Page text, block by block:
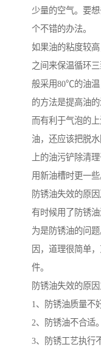
少量的空气。要
个不错的办法。
如果油的粘度较
之间来保温循环
般采用80℃的油温
的方法是提高油
而有利于气泡的
油，还应该把脱
上的油污铲除清
用新油槽时更一些
防锈油失效的原
有时候用了防锈
为是防锈油的问
因，道理很简单
件。
防锈油失效的原
1、防锈油质量不
2、防锈油不合适。
3、防锈工艺执行